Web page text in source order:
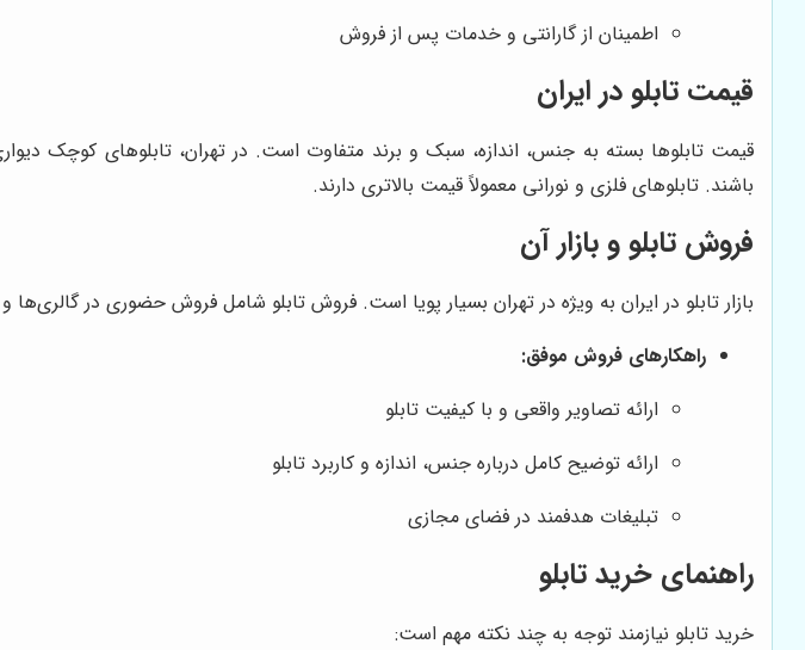
اطمینان از گارانتی و خدمات پس از فروش
قیمت تابلو در ایران
باشند. تابلوهای فلزی و نورانی معمولاً قیمت بالاتری دارند.
فروش تابلو و بازار آن
بازار تابلو در ایران به ویژه در تهران بسیار پویا است. فروش تابلو شامل فروش حضوری در
راهکارهای فروش موفق:
ارائه تصاویر واقعی و با کیفیت تابلو
ارائه توضیح کامل درباره جنس، اندازه و کاربرد تابلو
تبلیغات هدفمند در فضای مجازی
راهنمای خرید تابلو
خرید تابلو نیازمند توجه به چند نکته مهم است: